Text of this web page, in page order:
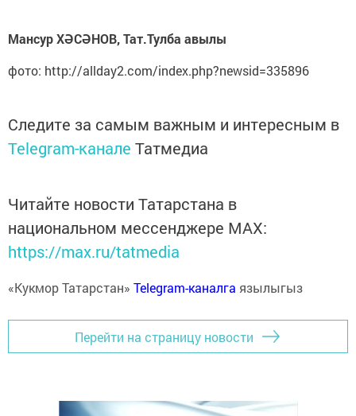
Мансур ХӘСӘНОВ, Тат.Тулба авылы
фото: http://allday2.com/index.php?newsid=335896
Следите за самым важным и интересным в
Telegram-канале Татмедиа
Читайте новости Татарстана в
национальном мессенджере MАХ:
https://max.ru/tatmedia
«Кукмор Татарстан» Telegram-каналга язылыгыз
Перейти на страницу новости